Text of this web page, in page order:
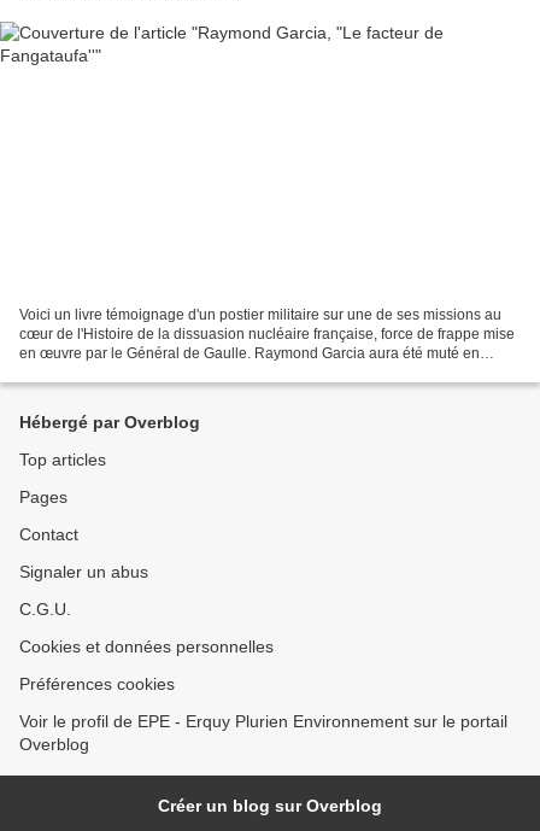
Voici un livre témoignage d'un postier militaire sur une de ses missions au
cœur de l'Histoire de la dissuasion nucléaire française, force de frappe mise
en œuvre par le Général de Gaulle. Raymond Garcia aura été muté en
Hébergé par Overblog
Top articles
Pages
Contact
Signaler un abus
C.G.U.
Cookies et données personnelles
Préférences cookies
Voir le profil de EPE - Erquy Plurien Environnement sur le portail
Overblog
Créer un blog sur Overblog